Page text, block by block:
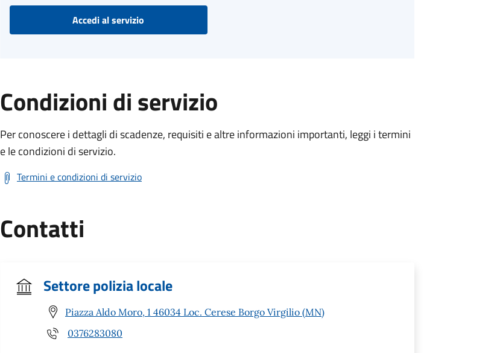
Accedi al servizio
Condizioni di servizio
Per conoscere i dettagli di scadenze, requisiti e altre informazioni importanti, leggi i termini
e le condizioni di servizio.
Termini e condizioni di servizio
Contatti
Settore polizia locale
Piazza Aldo Moro, 1 46034 Loc. Cerese Borgo Virgilio (MN)
0376283080